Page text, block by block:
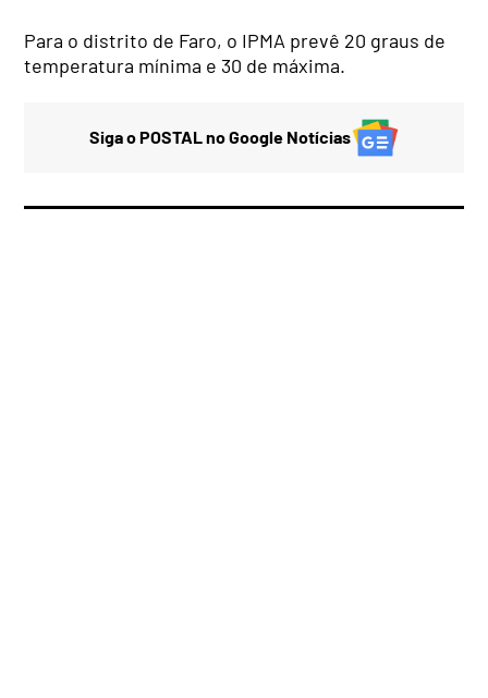
Para o distrito de Faro, o IPMA prevê 20 graus de
temperatura mínima e 30 de máxima.
Siga o POSTAL no Google Notícias